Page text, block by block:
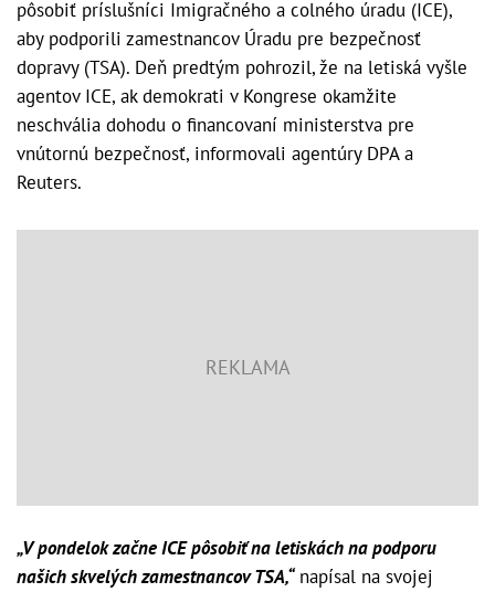
pôsobiť príslušníci Imigračného a colného úradu (ICE),
aby podporili zamestnancov Úradu pre bezpečnosť
dopravy (TSA). Deň predtým pohrozil, že na letiská vyšle
agentov ICE, ak demokrati v Kongrese okamžite
neschvália dohodu o financovaní ministerstva pre
vnútornú bezpečnosť, informovali agentúry DPA a
Reuters.
„V pondelok začne ICE pôsobiť na letiskách na podporu
našich skvelých zamestnancov TSA,“napísal na svojej